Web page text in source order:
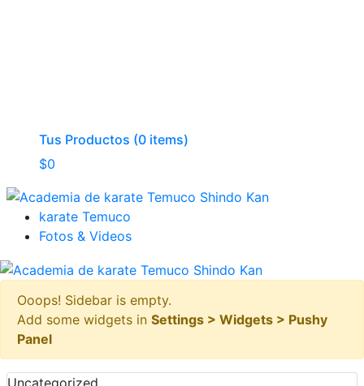
Tus Productos (0 items)
$0
karate Temuco
Fotos & Videos
Ooops! Sidebar is empty.
Add some widgets in Settings > Widgets > Pushy
Panel
Uncategorized